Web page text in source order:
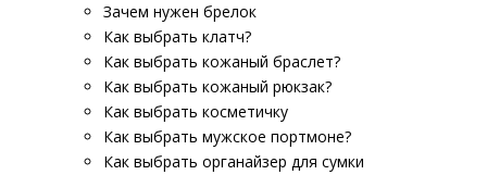
Зачем нужен брелок
Как выбрать клатч?
Как выбрать кожаный браслет?
Как выбрать кожаный рюкзак?
Как выбрать косметичку
Как выбрать мужское портмоне?
Как выбрать органайзер для сумки